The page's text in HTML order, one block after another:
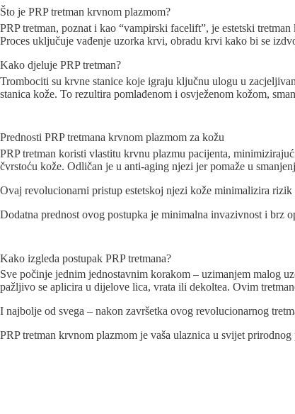
Što je PRP tretman krvnom plazmom?
PRP tretman, poznat i kao “vampirski facelift”, je estetski
Proces uključuje vađenje uzorka krvi, obradu krvi kako bi se
Kako djeluje PRP tretman?
Trombociti su krvne stanice koje igraju ključnu ulogu u
stanica kože. To rezultira pomlađenom i osvježenom kožom,
Prednosti PRP tretmana krvnom plazmom za kožu
PRP tretman koristi vlastitu krvnu plazmu pacijenta,
čvrstoću kože. Odličan je u anti-aging njezi jer pomaže u
Ovaj revolucionarni pristup estetskoj njezi kože minimalizira
Dodatna prednost ovog postupka je minimalna invazivnost i brz
Kako izgleda postupak PRP tretmana?
Sve počinje jednim jednostavnim korakom – uzimanjem malog
pažljivo se aplicira u dijelove lica, vrata ili dekoltea. Ovim
I najbolje od svega – nakon završetka ovog revolucionarnog
PRP tretman krvnom plazmom je vaša ulaznica u svijet